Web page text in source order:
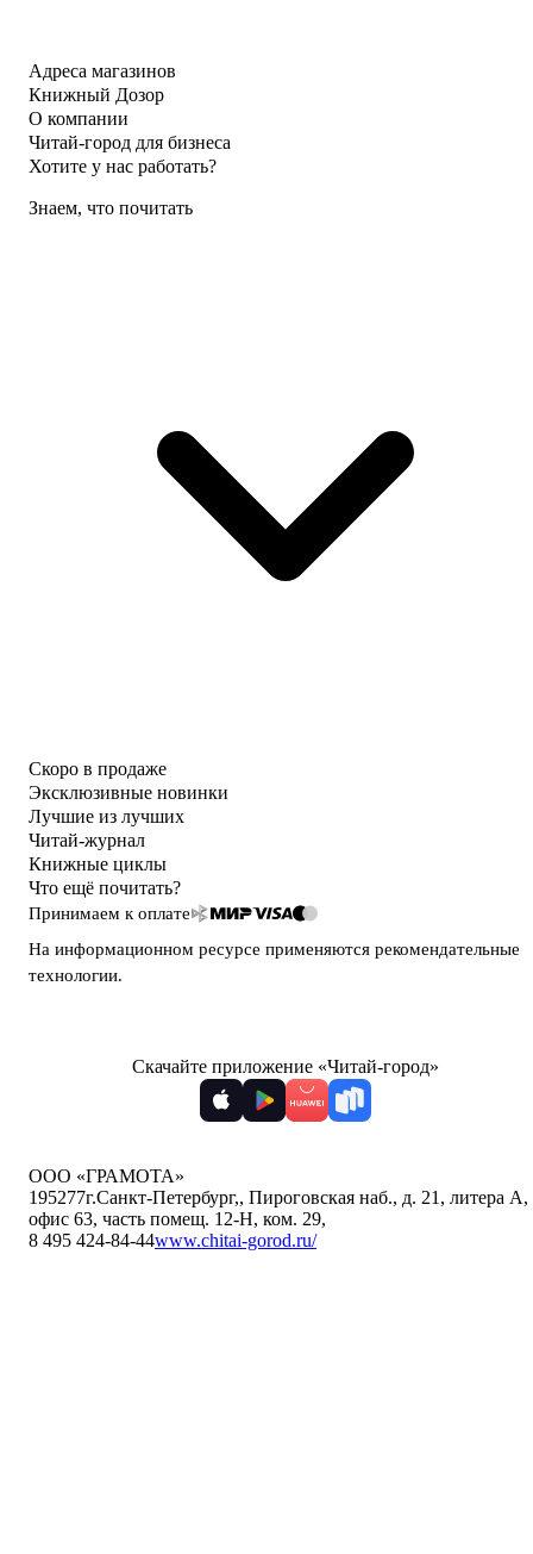
Адреса магазинов
Книжный Дозор
О компании
Читай-город для бизнеса
Хотите у нас работать?
Знаем, что почитать
Скоро в продаже
Эксклюзивные новинки
Лучшие из лучших
Читай-журнал
Книжные циклы
Что ещё почитать?
Принимаем к оплате
На информационном ресурсе применяются рекомендательные
технологии.
Скачайте приложение «Читай-город»
ООО «ГРАМОТА»
195277г.Санкт-Петербург,, Пироговская наб., д. 21, литера А,
офис 63, часть помещ. 12-Н, ком. 29,
8 495 424-84-44www.chitai-gorod.ru/